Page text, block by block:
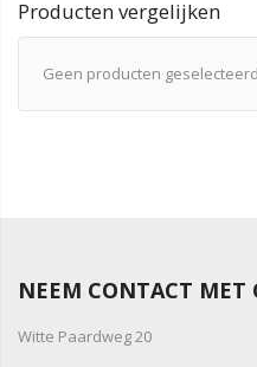
Producten vergelijken
Geen producten
NEEM CONTACT MET
Witte Paardweg 20